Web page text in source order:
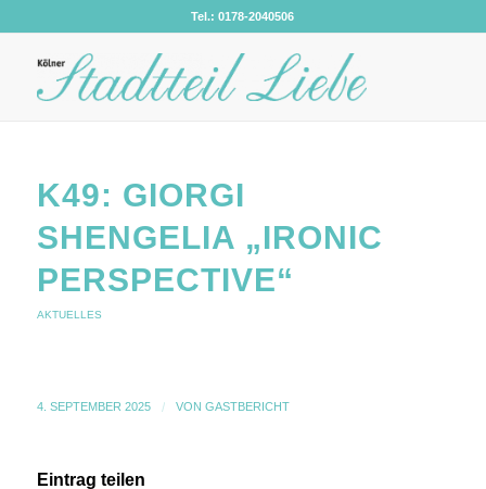
Tel.: 0178-2040506
K49: GIORGI
SHENGELIA „IRONIC
PERSPECTIVE“
AKTUELLES
4. SEPTEMBER 2025 / VON GASTBERICHT
Eintrag teilen